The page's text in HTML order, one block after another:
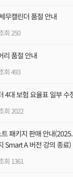
무캘린더 품절 안내
회 250
리 품절 안내
회 493
4대 보험 요율표 일부 수
회 2022
패키지 판매 안내
Smart A 버전 강의 종료)
회 1361